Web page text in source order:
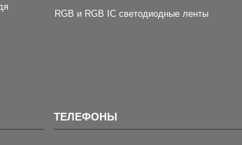
RGB и RGB IC светодиодные ленты